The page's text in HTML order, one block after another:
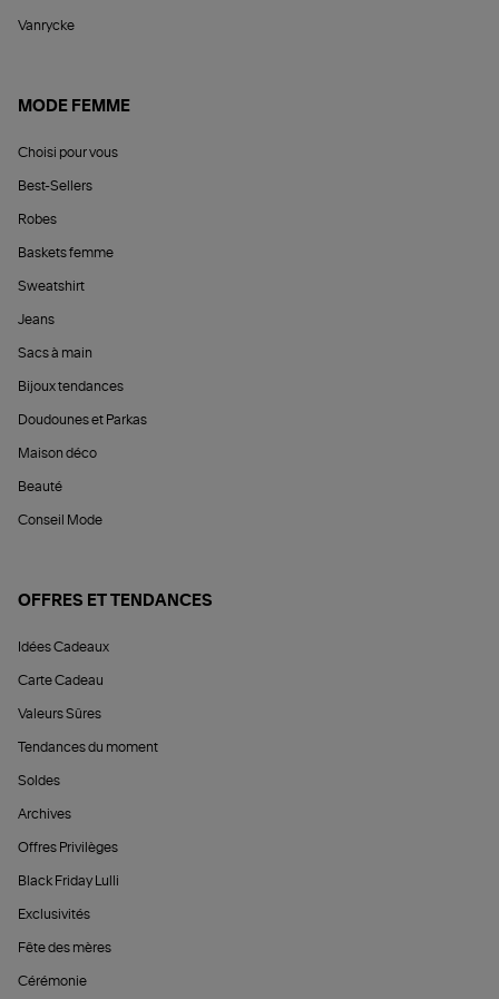
Vanrycke
MODE FEMME
Choisi pour vous
Best-Sellers
Robes
Baskets femme
Sweatshirt
Jeans
Sacs à main
Bijoux tendances
Doudounes et Parkas
Maison déco
Beauté
Conseil Mode
OFFRES ET TENDANCES
Idées Cadeaux
Carte Cadeau
Valeurs Sûres
Tendances du moment
Soldes
Archives
Offres Privilèges
Black Friday Lulli
Exclusivités
Fête des mères
Cérémonie